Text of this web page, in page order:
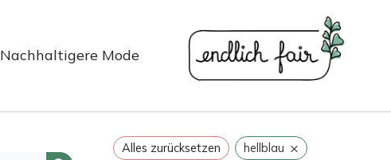
Nachhaltigere Mode
Alles zurücksetzen hellblau ×